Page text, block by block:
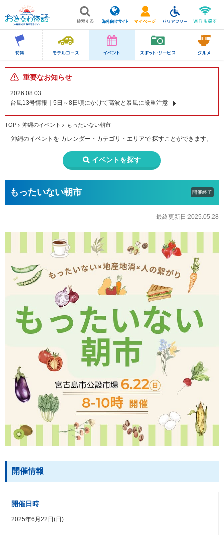
重要なお知らせ
2026.08.03
台風13号情報｜5日～8日頃にかけて高波と暴風に厳重注意
TOP 沖縄のイベント もったいない朝市
沖縄のイベントを カレンダー・カテゴリ・エリアで 探すことができます。
イベントを探す
もったいない朝市 開催終了
最終更新日:2025.05.28
開催情報
開催日時
2025年6月22日(日)